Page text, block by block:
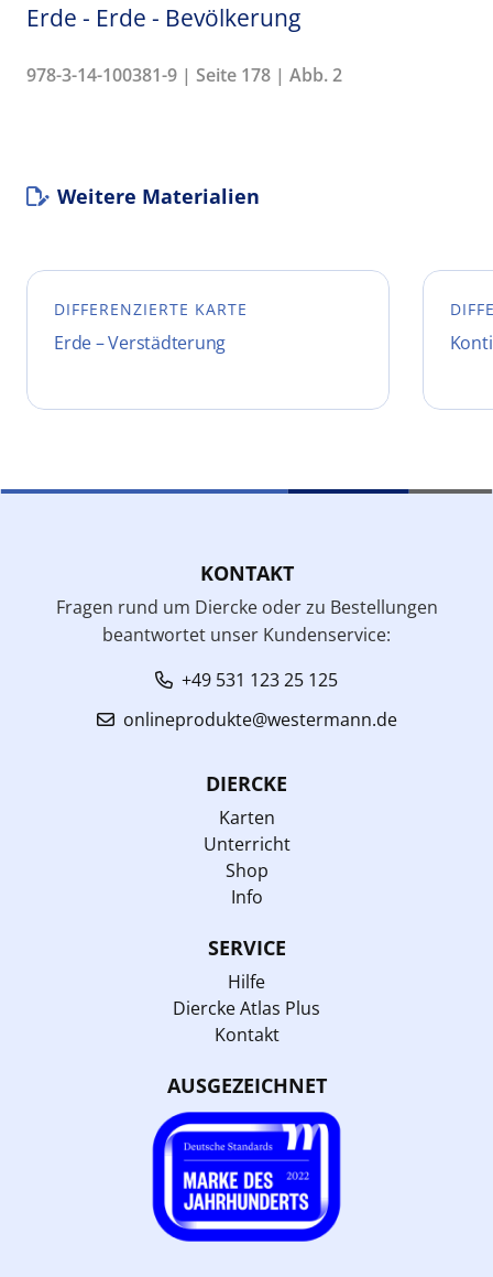
Erde - Erde - Bevölkerung
978-3-14-100381-9 | Seite 178 | Abb. 2
Weitere Materialien
DIFFERENZIERTE KARTE
Erde – Verstädterung
KONTAKT
Fragen rund um Diercke oder zu Bestellungen
beantwortet unser Kundenservice:
+49 531 123 25 125
onlineprodukte@westermann.de
DIERCKE
Karten
Unterricht
Shop
Info
SERVICE
Hilfe
Diercke Atlas Plus
Kontakt
AUSGEZEICHNET